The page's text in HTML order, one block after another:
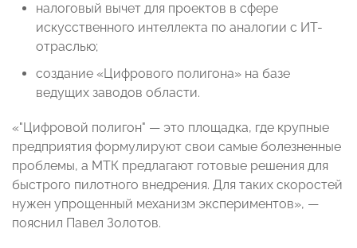
налоговый вычет для проектов в сфере
искусственного интеллекта по аналогии с ИТ-
отраслью;
создание «Цифрового полигона» на базе
ведущих заводов области.
«"Цифровой полигон" — это площадка, где крупные
предприятия формулируют свои самые болезненные
проблемы, а МТК предлагают готовые решения для
быстрого пилотного внедрения. Для таких скоростей
нужен упрощенный механизм экспериментов», —
пояснил Павел Золотов.